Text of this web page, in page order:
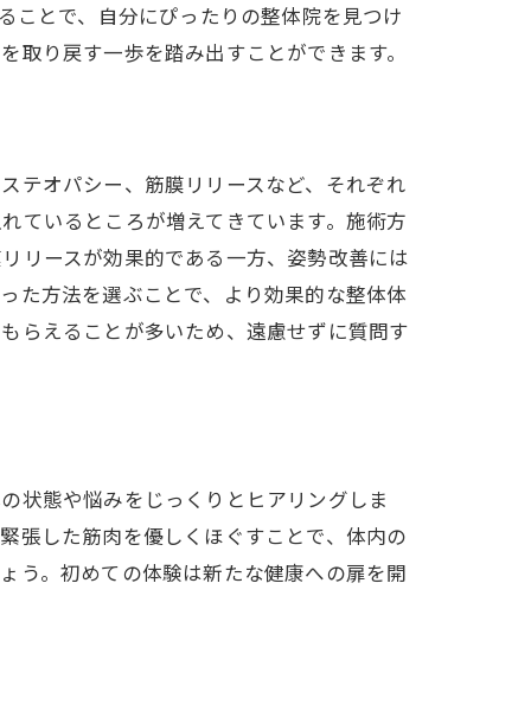
ことで、自分にぴったりの整体院を見つけ
り戻す一歩を踏み出すことができます。
テオパシー、筋膜リリースなど、それぞれ
ているところが増えてきています。施術方
リースが効果的である一方、姿勢改善には
た方法を選ぶことで、より効果的な整体体
らえることが多いため、遠慮せずに質問す
状態や悩みをじっくりとヒアリングしま
張した筋肉を優しくほぐすことで、体内の
う。初めての体験は新たな健康への扉を開